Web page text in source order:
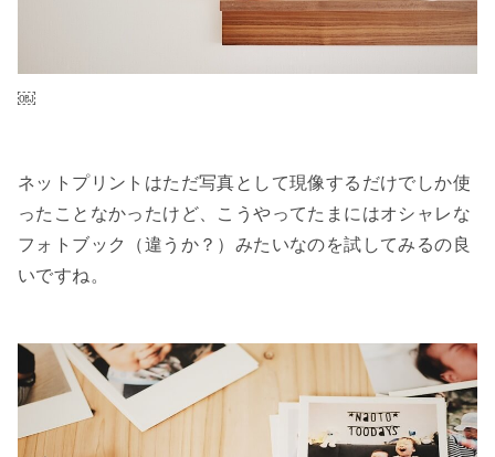
￼
ネットプリントはただ写真として現像するだけでしか使
ったことなかったけど、こうやってたまにはオシャレな
フォトブック（違うか？）みたいなのを試してみるの良
いですね。